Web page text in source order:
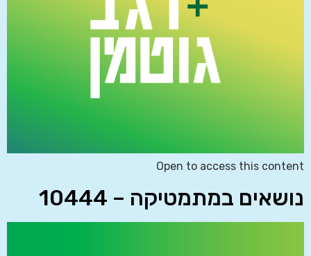
Open to access this content
נושאים במתמטיקה – 10444